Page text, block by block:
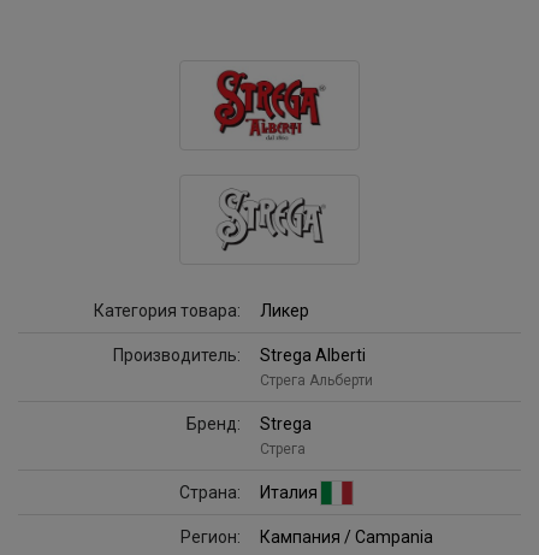
Категория товара: Ликер
Производитель: Strega Alberti
Стрега Альберти
Бренд: Strega
Стрега
Страна: Италия
Регион: Кампания / Campania